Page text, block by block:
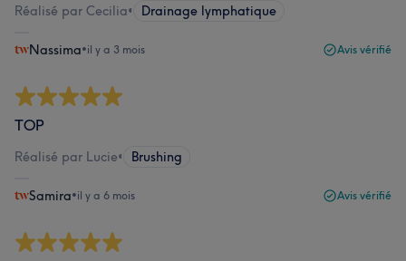
Réalisé par Cecilia• Drainage lymphatique
Nassima•il y a 3 mois Avis vérifié
TOP
Réalisé par Lucie• Brushing
Samira•il y a 6 mois Avis vérifié